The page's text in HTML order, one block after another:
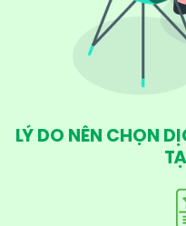
LÝ DO NÊN CHỌN